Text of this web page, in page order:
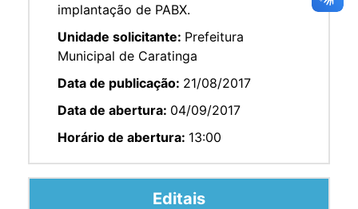
implantação de PABX.
Unidade solicitante: Prefeitura
Municipal de Caratinga
Data de publicação: 21/08/2017
Data de abertura: 04/09/2017
Horário de abertura: 13:00
Editais